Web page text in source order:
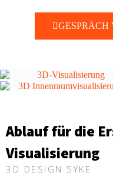
GESPRÄCH
Ablauf für die
Visualisierung
3D DESIGN SYKE